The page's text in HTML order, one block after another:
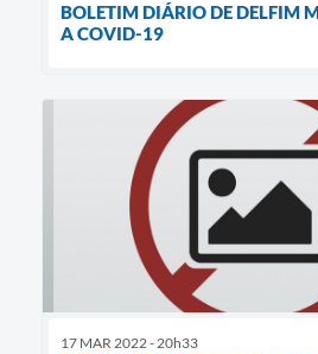
BOLETIM DIÁRIO DE DELFIM
A COVID-19
17 MAR 2022 - 20h33